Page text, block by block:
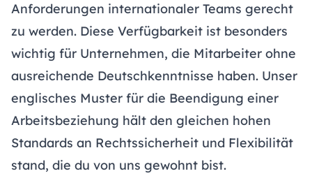
Anforderungen internationaler Teams gerecht
zu werden. Diese Verfügbarkeit ist besonders
wichtig für Unternehmen, die Mitarbeiter ohne
ausreichende Deutschkenntnisse haben. Unser
englisches Muster für die Beendigung einer
Arbeitsbeziehung hält den gleichen hohen
Standards an Rechtssicherheit und Flexibilität
stand, die du von uns gewohnt bist.